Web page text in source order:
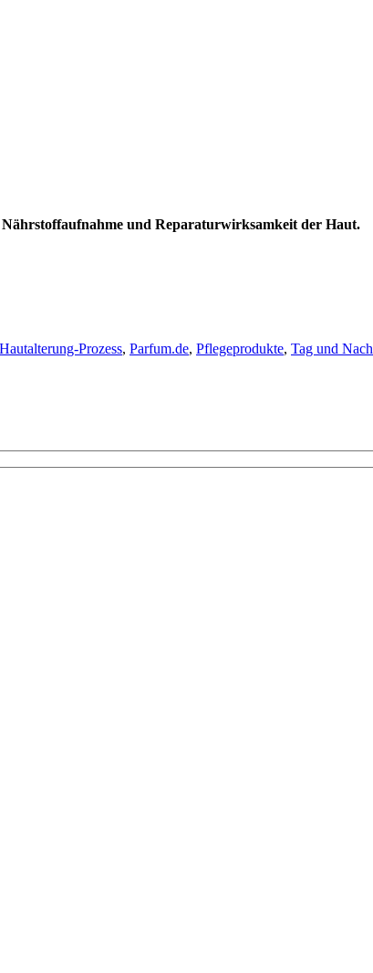
Nährstoffaufnahme und Reparaturwirksamkeit der Haut.
Hautalterung-Prozess, Parfum.de, Pflegeprodukte, Tag und